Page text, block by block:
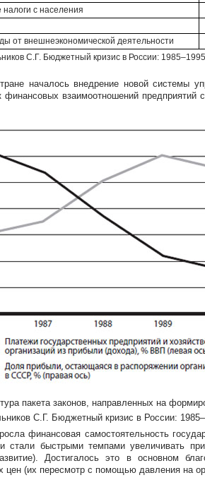
налоги с населения
от внешнеэкономической деятельности
С.Г. Бюджетный кризис в России:
началось внедрение новой системы
финансовых взаимоотношений предприятий
пакета законов, направленных на
С.Г. Бюджетный кризис в России:
финансовая самостоятельность
стали быстрыми темпами увеличивать
Достигалось это в основном
цен (их пересмотр с помощью давления на